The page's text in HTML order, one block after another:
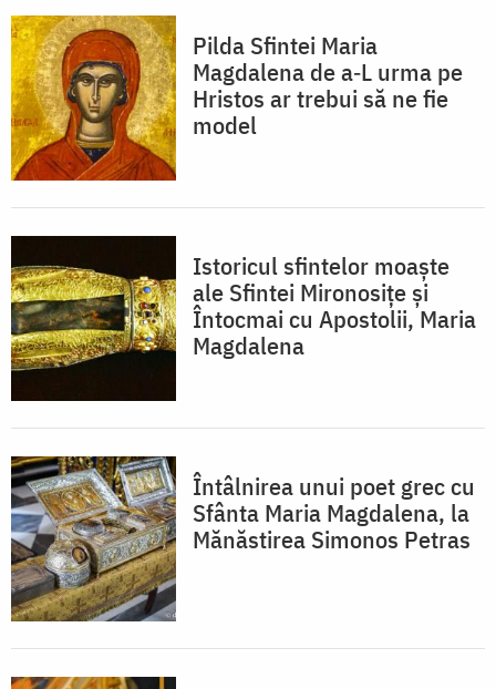
Pilda Sfintei Maria
Magdalena de a‐L urma pe
Hristos ar trebui să ne fie
model
Istoricul sfintelor moaşte
ale Sfintei Mironosițe și
Întocmai cu Apostolii, Maria
Magdalena
Întâlnirea unui poet grec cu
Sfânta Maria Magdalena, la
Mănăstirea Simonos Petras